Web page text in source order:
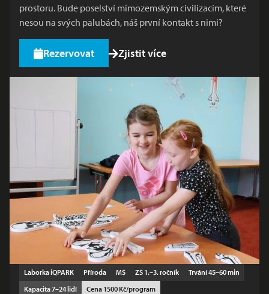
prostoru. Bude poselství mimozemským civilizacím, které
nesou na svých palubách, náš první kontakt s nimi?
Rezervovat Zjistit více
Laborka iQPARK Příroda MŠ ZŠ 1.–3. ročník
Trvání 45–60 min
Kapacita 7–24 lidí
Cena 1500 Kč/program